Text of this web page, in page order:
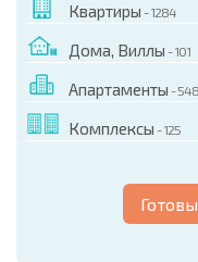
Квартиры - 1284
Дома, Виллы - 101
Апартаменты - 548
Комплексы - 125